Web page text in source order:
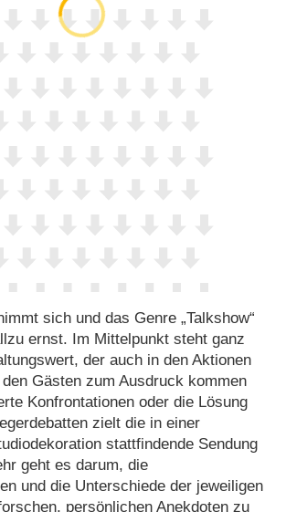
sich und das Genre „Talkshow“
ernst. Im Mittelpunkt steht ganz
der auch in den Aktionen
Gästen zum Ausdruck kommen
Konfrontationen oder die Lösung
zielt die in einer
stattfindende Sendung
geht es darum, die
und die Unterschiede der jeweiligen
persönlichen Anekdoten zu